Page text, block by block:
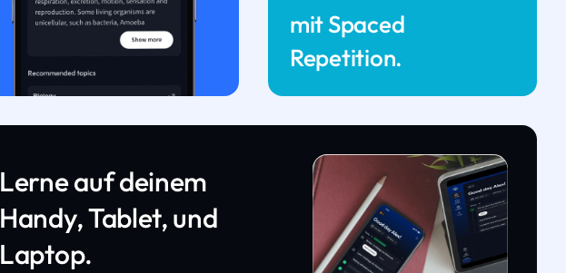
mit Spaced
Repetition.
Lerne auf deinem
Handy, Tablet, und
Laptop.